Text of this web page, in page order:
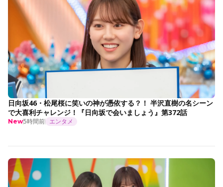
日向坂46・松尾桜に笑いの神が憑依する？！ 半沢直樹の名シーン
で大喜利チャレンジ！『日向坂で会いましょう』第372話
New5時間前 エンタメ